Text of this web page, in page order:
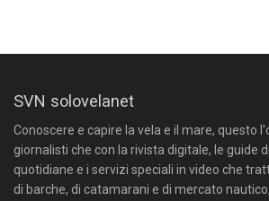
SVN solovelanet
Conoscere e capire la vela e il mare, questo
giornalisti che con la rivista digitale, le guide
quotidiane e i servizi speciali in video che
di barche, di catamarani e di mercato